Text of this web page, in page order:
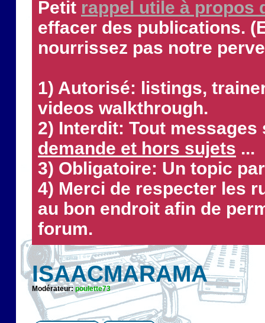
Petit rappel utile à propos
effacer des publications.
nourrissez pas notre
1) Autorisé: listings,
videos walkthrough.
2) Interdit: Tout
demande et hors sujets ...
3) Obligatoire: Un topic
4) Merci de respecter les
au bon endroit afin de
forum.
ISAACMARAMA
Modérateur:poulette73